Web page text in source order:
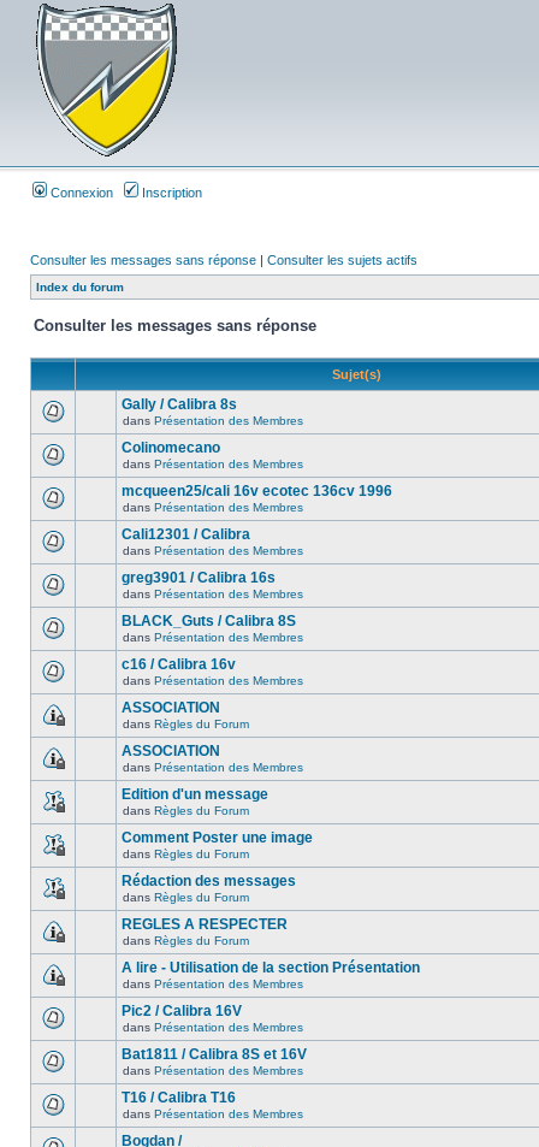
Connexion Inscription
Consulter les messages sans réponse | Consulter les sujets actifs
Index du forum
Consulter les messages sans réponse
Sujet(s)
Gally / Calibra 8s
dans Présentation des Membres
Colinomecano
dans Présentation des Membres
mcqueen25/cali 16v ecotec 136cv 1996
dans Présentation des Membres
Cali12301 / Calibra
dans Présentation des Membres
greg3901 / Calibra 16s
dans Présentation des Membres
BLACK_Guts / Calibra 8S
dans Présentation des Membres
c16 / Calibra 16v
dans Présentation des Membres
ASSOCIATION
dans Règles du Forum
ASSOCIATION
dans Présentation des Membres
Edition d'un message
dans Règles du Forum
Comment Poster une image
dans Règles du Forum
Rédaction des messages
dans Règles du Forum
REGLES A RESPECTER
dans Règles du Forum
A lire - Utilisation de la section Présentation
dans Présentation des Membres
Pic2 / Calibra 16V
dans Présentation des Membres
Bat1811 / Calibra 8S et 16V
dans Présentation des Membres
T16 / Calibra T16
dans Présentation des Membres
Bogdan /